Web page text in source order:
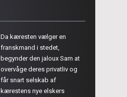
Da kæresten vælger en
franskmand i stedet,
begynder den jaloux Sam at
overvåge deres privatliv og
får snart selskab af
kærestens nye elskers